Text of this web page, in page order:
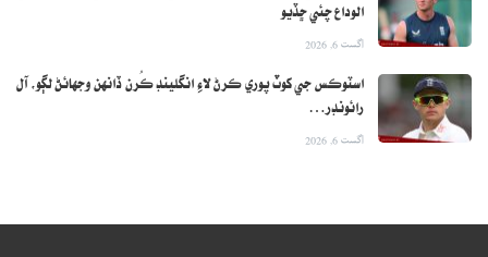
الوداع چئي ڇڏيو
اگست 6, 2026
اسٽوڪس جي کوٽ پوري ڪرڻ لاءِ انگلينڊ ڪُرن ڏانهن وجهائڻ لڳو، آل
رائونڊر…
اگست 6, 2026